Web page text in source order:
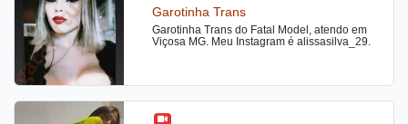
provocar, seduzir e fazer você viver momentos
inesquecíveis. Atendo com muito carinho,
atenção e intensidade, para você realmente
relaxar e aproveitar cada segundo. Serviços
Garotinha Trans
Garotinha Trans do Fatal Model, atendo em
Viçosa MG. Meu Instagram é alissasilva_29.